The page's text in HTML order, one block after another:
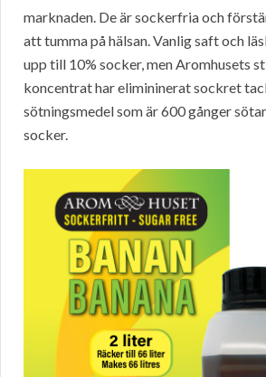
marknaden. De är sockerfria och
att tumma på hälsan. Vanlig saft och
upp till 10% socker, men Aromhusets
koncentrat har elimininerat sockret
sötningsmedel som är 600 gånger
socker.